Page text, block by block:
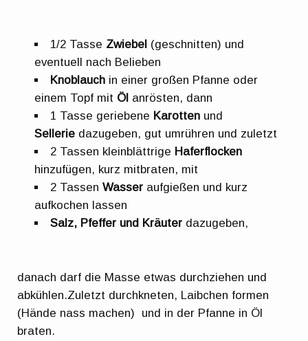
1/2 Tasse Zwiebel (geschnitten) und
eventuell nach Belieben
Knoblauch in einer großen Pfanne oder
einem Topf mit Öl anrösten, dann
1 Tasse geriebene Karotten und
Sellerie dazugeben, gut umrühren und zuletzt
2 Tassen kleinblättrige Haferflocken
hinzufügen, kurz mitbraten, mit
2 TassenWasser aufgießen und kurz
aufkochen lassen
Salz, Pfeffer und Kräuter dazugeben,
danach darf die Masse etwas durchziehen und
abkühlen.Zuletzt durchkneten, Laibchen formen
(Hände nass machen) und in der Pfanne in Öl
braten.